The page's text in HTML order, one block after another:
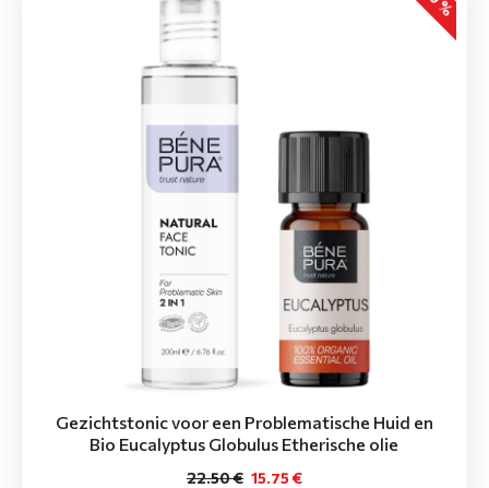
Gezichtstonic voor een Problematische Huid en
Bio Eucalyptus Globulus Etherische olie
15.75 €
22.50 €